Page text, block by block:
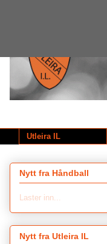
Utleira IL
Nytt fra Håndball
Laster inn...
Nytt fra Utleira IL